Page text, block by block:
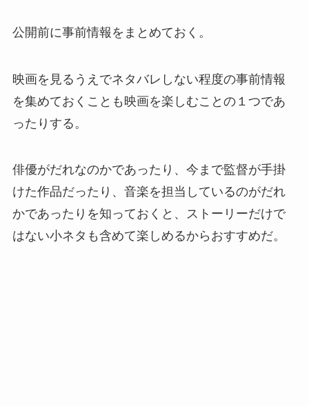
公開前に事前情報をまとめておく。
映画を見るうえでネタバレしない程度の事前情報
を集めておくことも映画を楽しむことの１つであ
ったりする。
俳優がだれなのかであったり、今まで監督が手掛
けた作品だったり、音楽を担当しているのがだれ
かであったりを知っておくと、ストーリーだけで
はない小ネタも含めて楽しめるからおすすめだ。